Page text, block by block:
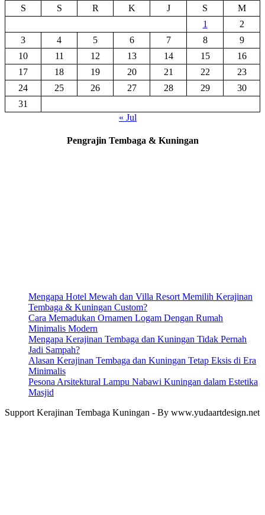
S
S R K J S
M
1
2
3
4 5 6 7 8
9
10
11 12 13 14 15
16
17
18 19 20 21 22
23
24
25 26 27 28 29
30
31
« Jul
Pengrajin Tembaga & Kuningan
Mengapa Hotel Mewah dan Villa Resort Memilih Kerajinan
Tembaga & Kuningan Custom?
Cara Memadukan Ornamen Logam Dengan Rumah
Minimalis Modern
Mengapa Kerajinan Tembaga dan Kuningan Tidak Pernah
Jadi Sampah?
Alasan Kerajinan Tembaga dan Kuningan Tetap Eksis di Era
Minimalis
Pesona Arsitektural Lampu Nabawi Kuningan dalam Estetika
Masjid
Support Kerajinan Tembaga Kuningan - By www.yudaartdesign.net